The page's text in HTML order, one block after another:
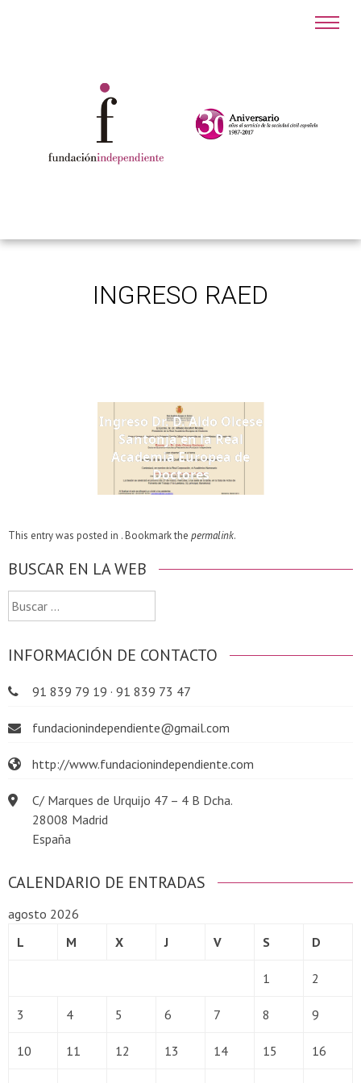
INGRESO RAED
Ingreso Dr. D. Aldo Olcese
Santonja en la Real
Academia Europea de
Doctores
This entry was posted in . Bookmark the permalink.
BUSCAR EN LA WEB
Buscar:
INFORMACIÓN DE CONTACTO
91 839 79 19 · 91 839 73 47
fundacionindependiente@gmail.com
http://www.fundacionindependiente.com
C/ Marques de Urquijo 47 – 4 B Dcha.
28008 Madrid
España
CALENDARIO DE ENTRADAS
agosto 2026
L
M X J V S D
1 2
3 4 5 6 7 8 9
10 11 12 13 14 15 16